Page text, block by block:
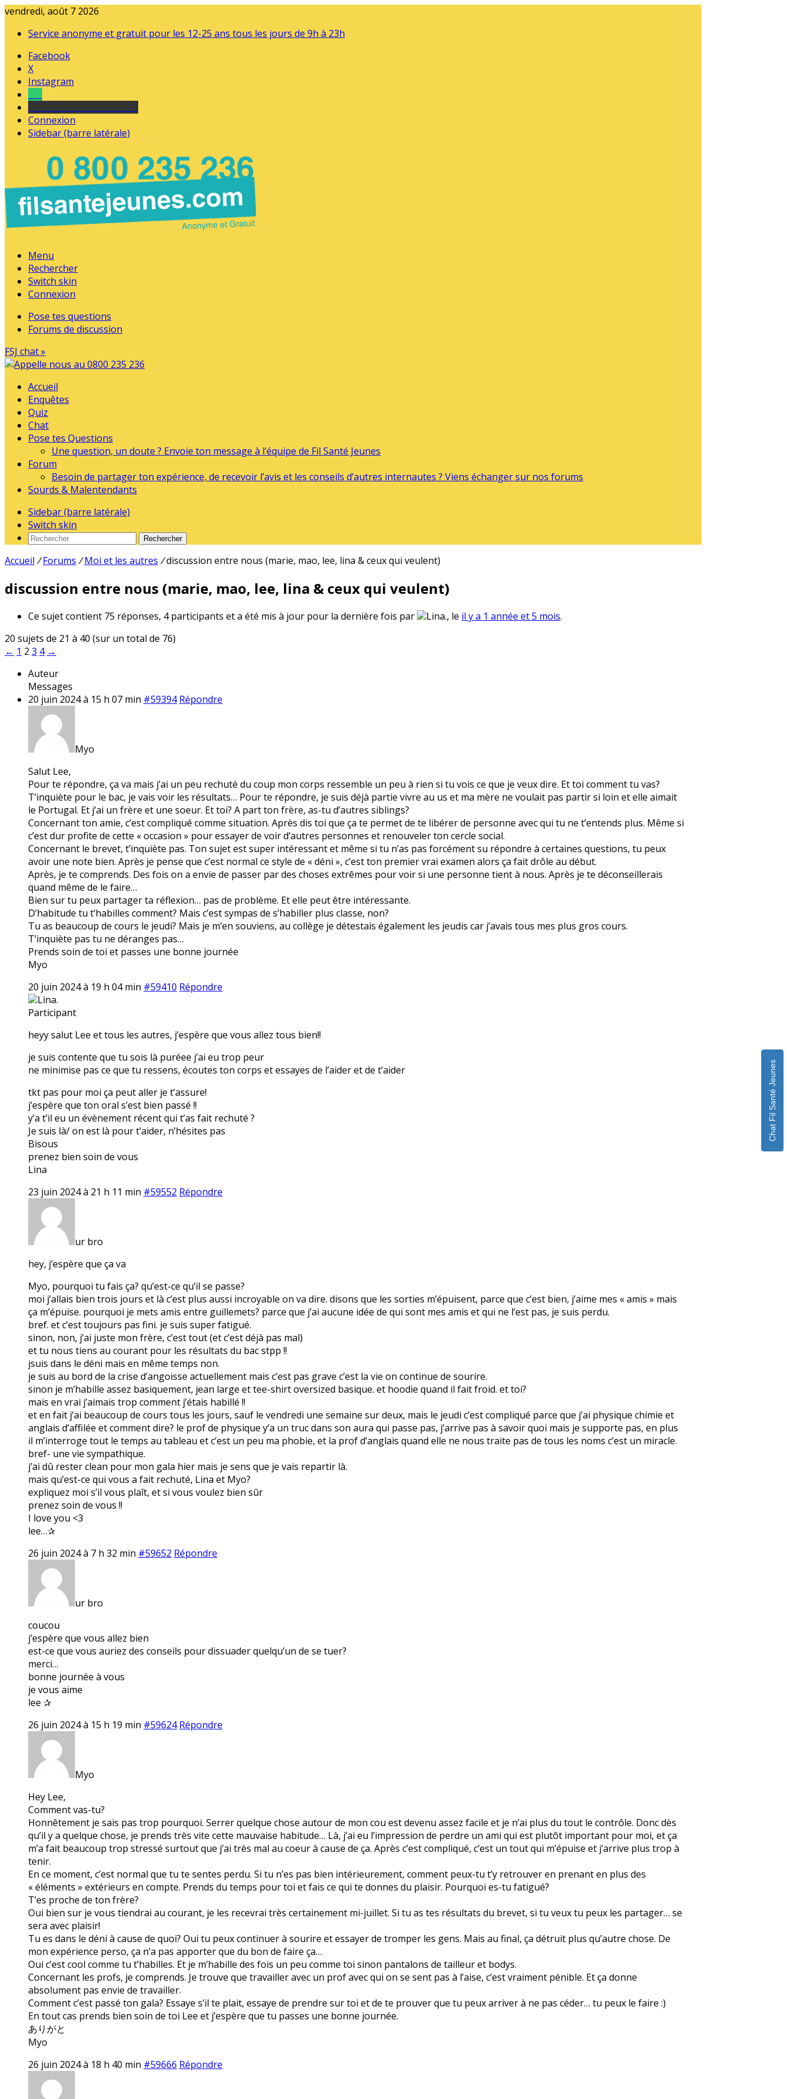
vendredi, août 7 2026
Service anonyme et gratuit pour les 12-25 ans tous les jours de 9h à 23h
Facebook
X
Instagram
Connexion
Sidebar (barre latérale)
Menu
Rechercher
Switch skin
Connexion
Pose tes questions
Forums de discussion
FSJ chat »
Accueil
Enquêtes
Quiz
Chat
Pose tes Questions
Une question, un doute ? Envoie ton message à l’équipe de Fil Santé Jeunes
Forum
Besoin de partager ton expérience, de recevoir l’avis et les conseils d’autres internautes ? Viens échanger sur nos forums
Sourds & Malentendants
Sidebar (barre latérale)
Switch skin
Rechercher
Accueil / Forums / Moi et les autres /discussion entre nous (marie, mao, lee, lina & ceux qui veulent)
discussion entre nous (marie, mao, lee, lina & ceux qui veulent)
Ce sujet contient 75 réponses, 4 participants et a été mis à jour pour la dernière fois par Lina., le il y a 1 année et 5 mois.
20 sujets de 21 à 40 (sur un total de 76)
← 1 2 3 4 →
Auteur
Messages
20 juin 2024 à 15 h 07 min #59394 Répondre
Myo
Salut Lee,
Pour te répondre, ça va mais j’ai un peu rechuté du coup mon corps ressemble un peu à rien si tu vois ce que je veux dire. Et toi comment tu vas?
T’inquiète pour le bac, je vais voir les résultats… Pour te répondre, je suis déjà partie vivre au us et ma mère ne voulait pas partir si loin et elle aimait
le Portugal. Et j’ai un frère et une soeur. Et toi? A part ton frère, as-tu d’autres siblings?
Concernant ton amie, c’est compliqué comme situation. Après dis toi que ça te permet de te libérer de personne avec qui tu ne t’entends plus. Même si
c’est dur profite de cette « occasion » pour essayer de voir d’autres personnes et renouveler ton cercle social.
Concernant le brevet, t’inquiète pas. Ton sujet est super intéressant et même si tu n’as pas forcément su répondre à certaines questions, tu peux
avoir une note bien. Après je pense que c’est normal ce style de « déni », c’est ton premier vrai examen alors ça fait drôle au début.
Après, je te comprends. Des fois on a envie de passer par des choses extrêmes pour voir si une personne tient à nous. Après je te déconseillerais
quand même de le faire…
Bien sur tu peux partager ta réflexion… pas de problème. Et elle peut être intéressante.
D’habitude tu t’habilles comment? Mais c’est sympas de s’habiller plus classe, non?
Tu as beaucoup de cours le jeudi? Mais je m’en souviens, au collège je détestais également les jeudis car j’avais tous mes plus gros cours.
T’inquiète pas tu ne déranges pas…
Prends soin de toi et passes une bonne journée
Myo
20 juin 2024 à 19 h 04 min #59410 Répondre
Lina.
Participant
heyy salut Lee et tous les autres, j’espère que vous allez tous bien!!
je suis contente que tu sois là puréee j’ai eu trop peur
ne minimise pas ce que tu ressens, écoutes ton corps et essayes de l’aider et de t’aider
tkt pas pour moi ça peut aller je t’assure!
j’espère que ton oral s’est bien passé !!
y’a t’il eu un évènement récent qui t’as fait rechuté ?
Je suis là/ on est là pour t’aider, n’hésites pas
Bisous
prenez bien soin de vous
Lina
23 juin 2024 à 21 h 11 min #59552 Répondre
ur bro
hey, j’espère que ça va
Myo, pourquoi tu fais ça? qu’est-ce qu’il se passe?
moi j’allais bien trois jours et là c’est plus aussi incroyable on va dire. disons que les sorties m’épuisent, parce que c’est bien, j’aime mes « amis » mais
ça m’épuise. pourquoi je mets amis entre guillemets? parce que j’ai aucune idée de qui sont mes amis et qui ne l’est pas, je suis perdu.
bref. et c’est toujours pas fini. je suis super fatigué.
sinon, non, j’ai juste mon frère, c’est tout (et c’est déjà pas mal)
et tu nous tiens au courant pour les résultats du bac stpp !!
jsuis dans le déni mais en même temps non.
je suis au bord de la crise d’angoisse actuellement mais c’est pas grave c’est la vie on continue de sourire.
sinon je m’habille assez basiquement, jean large et tee-shirt oversized basique. et hoodie quand il fait froid. et toi?
mais en vrai j’aimais trop comment j’étais habillé !!
et en fait j’ai beaucoup de cours tous les jours, sauf le vendredi une semaine sur deux, mais le jeudi c’est compliqué parce que j’ai physique chimie et
anglais d’affilée et comment dire? le prof de physique y’a un truc dans son aura qui passe pas, j’arrive pas à savoir quoi mais je supporte pas, en plus
il m’interroge tout le temps au tableau et c’est un peu ma phobie, et la prof d’anglais quand elle ne nous traite pas de tous les noms c’est un miracle.
bref- une vie sympathique.
j’ai dû rester clean pour mon gala hier mais je sens que je vais repartir là.
mais qu’est-ce qui vous a fait rechuté, Lina et Myo?
expliquez moi s’il vous plaît, et si vous voulez bien sûr
prenez soin de vous !!
I love you <3
lee…✰
26 juin 2024 à 7 h 32 min #59652 Répondre
ur bro
coucou
j’espère que vous allez bien
est-ce que vous auriez des conseils pour dissuader quelqu’un de se tuer?
merci…
bonne journée à vous
je vous aime
lee ✰
26 juin 2024 à 15 h 19 min #59624 Répondre
Myo
Hey Lee,
Comment vas-tu?
Honnêtement je sais pas trop pourquoi. Serrer quelque chose autour de mon cou est devenu assez facile et je n’ai plus du tout le contrôle. Donc dès
qu’il y a quelque chose, je prends très vite cette mauvaise habitude… Là, j’ai eu l’impression de perdre un ami qui est plutôt important pour moi, et ça
m’a fait beaucoup trop stressé surtout que j’ai très mal au coeur à cause de ça. Après c’est compliqué, c’est un tout qui m’épuise et j’arrive plus trop à
tenir.
En ce moment, c’est normal que tu te sentes perdu. Si tu n’es pas bien intérieurement, comment peux-tu t’y retrouver en prenant en plus des
« éléments » extérieurs en compte. Prends du temps pour toi et fais ce qui te donnes du plaisir. Pourquoi es-tu fatigué?
T’es proche de ton frère?
Oui bien sur je vous tiendrai au courant, je les recevrai très certainement mi-juillet. Si tu as tes résultats du brevet, si tu veux tu peux les partager… se
sera avec plaisir!
Tu es dans le déni à cause de quoi? Oui tu peux continuer à sourire et essayer de tromper les gens. Mais au final, ça détruit plus qu’autre chose. De
mon expérience perso, ça n’a pas apporter que du bon de faire ça…
Oui c’est cool comme tu t’habilles. Et je m’habille des fois un peu comme toi sinon pantalons de tailleur et bodys.
Concernant les profs, je comprends. Je trouve que travailler avec un prof avec qui on se sent pas à l’aise, c’est vraiment pénible. Et ça donne
absolument pas envie de travailler.
Comment c’est passé ton gala? Essaye s’il te plait, essaye de prendre sur toi et de te prouver que tu peux arriver à ne pas céder… tu peux le faire :)
En tout cas prends bien soin de toi Lee et j’espère que tu passes une bonne journée.
ありがと
Myo
26 juin 2024 à 18 h 40 min #59666 Répondre
Chat Fil Santé Jeunes